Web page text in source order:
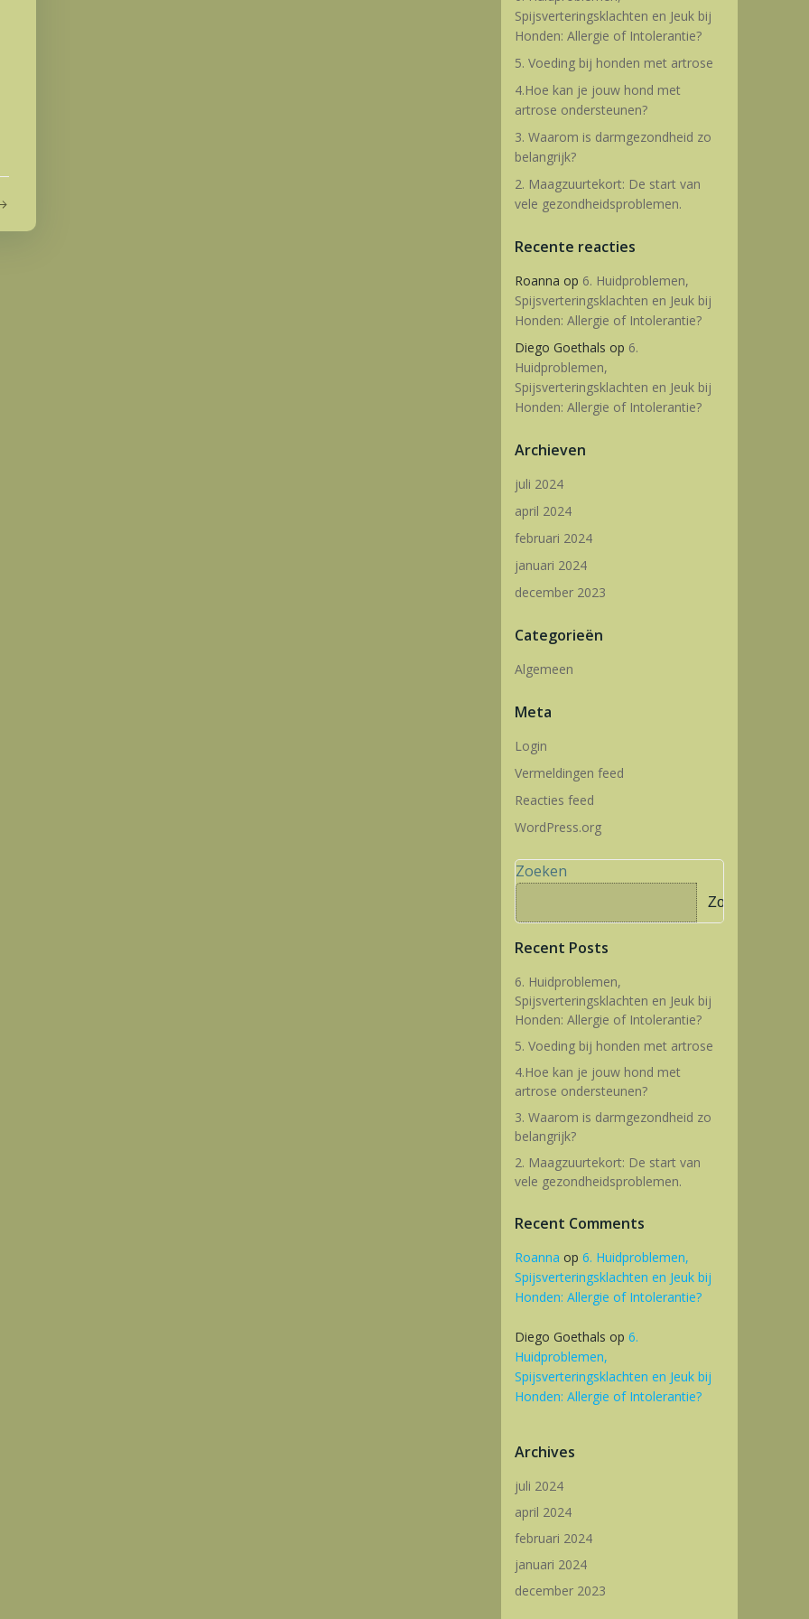
Spijsverteringsklachten en Jeuk bij
Honden: Allergie of Intolerantie?
5. Voeding bij honden met artrose
4.Hoe kan je jouw hond met
artrose ondersteunen?
3. Waarom is darmgezondheid zo
belangrijk?
2. Maagzuurtekort: De start van
vele gezondheidsproblemen.
Recente reacties
Roanna op 6. Huidproblemen,
Spijsverteringsklachten en Jeuk bij
Honden: Allergie of Intolerantie?
Diego Goethals op 6.
Huidproblemen,
Spijsverteringsklachten en Jeuk bij
Honden: Allergie of Intolerantie?
Archieven
juli 2024
april 2024
februari 2024
januari 2024
december 2023
Categorieën
Algemeen
Meta
Login
Vermeldingen feed
Reacties feed
WordPress.org
Zoeken
Zoeken
Recent Posts
6. Huidproblemen,
Spijsverteringsklachten en Jeuk bij
Honden: Allergie of Intolerantie?
5. Voeding bij honden met artrose
4.Hoe kan je jouw hond met
artrose ondersteunen?
3. Waarom is darmgezondheid zo
belangrijk?
2. Maagzuurtekort: De start van
vele gezondheidsproblemen.
Recent Comments
Roanna op 6. Huidproblemen,
Spijsverteringsklachten en Jeuk bij
Honden: Allergie of Intolerantie?
Diego Goethals op 6.
Huidproblemen,
Spijsverteringsklachten en Jeuk bij
Honden: Allergie of Intolerantie?
Archives
juli 2024
april 2024
februari 2024
januari 2024
december 2023